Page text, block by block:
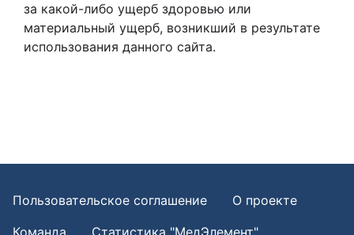
за какой-либо ущерб здоровью или
материальный ущерб, возникший в результате
использования данного сайта.
Пользовательское соглашение
О проекте
Команда
Статистика "МедЭлемент"